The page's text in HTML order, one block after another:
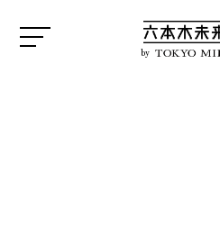
by
現在、東京ミッドタウンで